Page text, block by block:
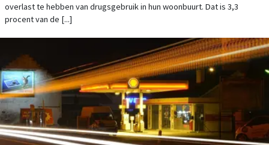
overlast te hebben van drugsgebruik in hun woonbuurt. Dat is 3,3
procent van de [...]